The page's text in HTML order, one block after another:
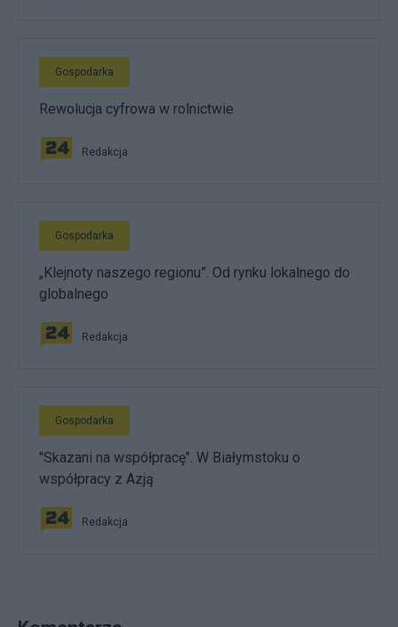
Gospodarka
Rewolucja cyfrowa w rolnictwie
Redakcja
Gospodarka
„Klejnoty naszego regionu”. Od rynku lokalnego do
globalnego
Redakcja
Gospodarka
"Skazani na współpracę". W Białymstoku o
współpracy z Azją
Redakcja